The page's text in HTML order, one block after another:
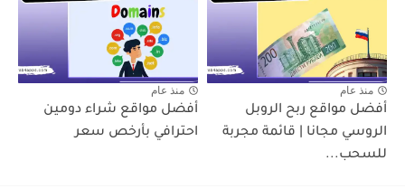
منذ عام
أفضل مواقع ربح الروبل
الروسي مجانا | قائمة مجربة
للسحب...
منذ عام
أفضل مواقع شراء دومين
احترافي بأرخص سعر